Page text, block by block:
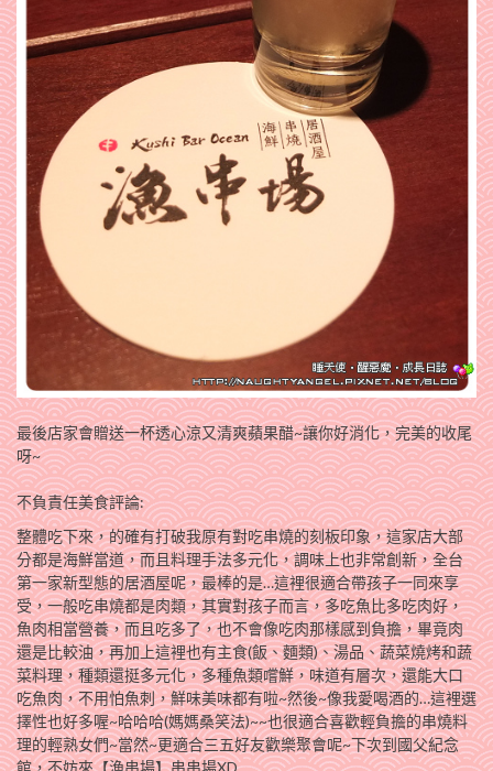
最後店家會贈送一杯透心涼又清爽蘋果醋~讓你好消化，完美的收尾
呀~
不負責任美食評論:
整體吃下來，的確有打破我原有對吃串燒的刻板印象，這家店大部
分都是海鮮當道，而且料理手法多元化，調味上也非常創新，全台
第一家新型態的居酒屋呢，最棒的是…這裡很適合帶孩子一同來享
受，一般吃串燒都是肉類，其實對孩子而言，多吃魚比多吃肉好，
魚肉相當營養，而且吃多了，也不會像吃肉那樣感到負擔，畢竟肉
還是比較油，再加上這裡也有主食(飯、麵類)、湯品、蔬菜燒烤和蔬
菜料理，種類還挺多元化，多種魚類嚐鮮，味道有層次，還能大口
吃魚肉，不用怕魚刺，鮮味美味都有啦~然後~像我愛喝酒的…這裡選
擇性也好多喔~哈哈哈(媽媽桑笑法)~~也很適合喜歡輕負擔的串燒料
理的輕熟女們~當然~更適合三五好友歡樂聚會呢~下次到國父紀念